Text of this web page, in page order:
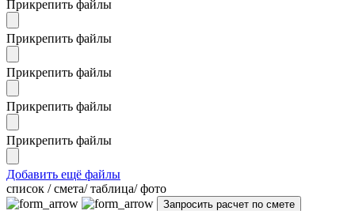
Прикрепить файлы
Прикрепить файлы
Прикрепить файлы
Прикрепить файлы
Прикрепить файлы
Добавить ещё файлы
cписок / смета/ таблица/ фото